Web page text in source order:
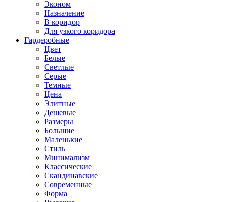
Эконом
Назначение
В коридор
Для узкого коридора
Гардеробные
Цвет
Белые
Светлые
Серые
Темные
Цена
Элитные
Дешевые
Размеры
Большие
Маленькие
Стиль
Минимализм
Классические
Скандинавские
Современные
Форма